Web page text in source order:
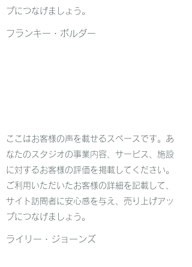
プにつなげましょう。
フランキー・ボルダー
ここはお客様の声を載せるスペースです。あ
なたのスタジオの事業内容、サービス、施設
に対するお客様の評価を掲載してください。
ご利用いただいたお客様の詳細を記載して、
サイト訪問者に安心感を与え、売り上げアッ
プにつなげましょう。
ライリー・ジョーンズ